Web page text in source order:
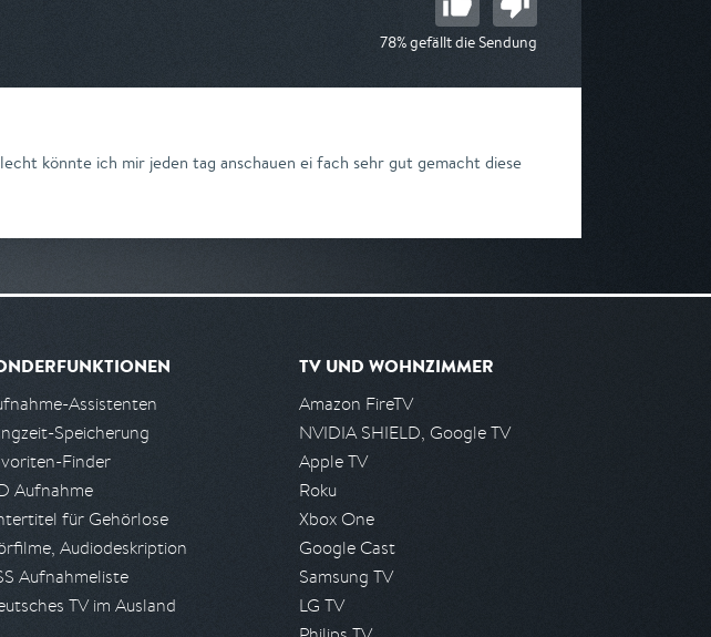
78% gefällt die Sendung
könnte ich mir jeden tag anschauen ei fach sehr gut gemacht diese
Assistenten
Speicherung
Finder
Aufnahme
für Gehörlose
Audiodeskription
Aufnahmeliste
TV im Ausland
TV UND WOHNZIMMER
Amazon FireTV
NVIDIA SHIELD, Google TV
Apple TV
Roku
Xbox One
Google Cast
Samsung TV
LG TV